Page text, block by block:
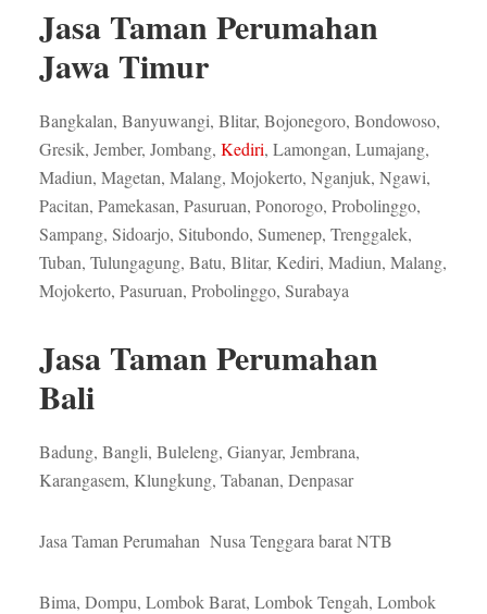
Jasa Taman Perumahan
Jawa Timur
Bangkalan, Banyuwangi, Blitar, Bojonegoro, Bondowoso,
Gresik, Jember, Jombang, Kediri, Lamongan, Lumajang,
Madiun, Magetan, Malang, Mojokerto, Nganjuk, Ngawi,
Pacitan, Pamekasan, Pasuruan, Ponorogo, Probolinggo,
Sampang, Sidoarjo, Situbondo, Sumenep, Trenggalek,
Tuban, Tulungagung, Batu, Blitar, Kediri, Madiun, Malang,
Mojokerto, Pasuruan, Probolinggo, Surabaya
Jasa Taman Perumahan
Bali
Badung, Bangli, Buleleng, Gianyar, Jembrana,
Karangasem, Klungkung, Tabanan, Denpasar
Jasa Taman Perumahan Nusa Tenggara barat NTB
Bima, Dompu, Lombok Barat, Lombok Tengah, Lombok